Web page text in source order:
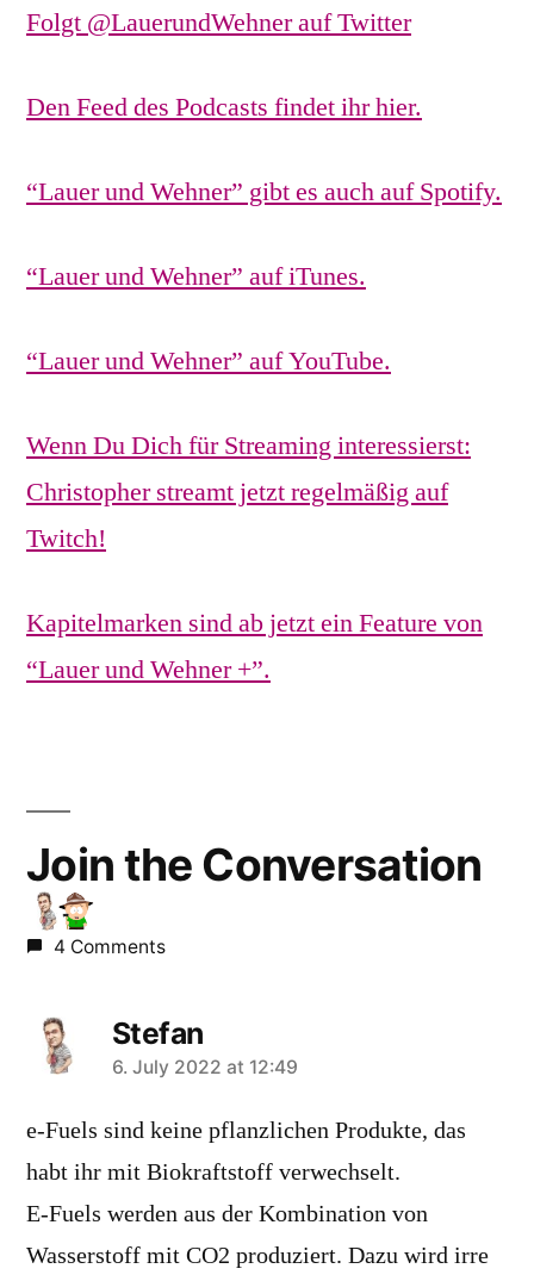
Folgt @LauerundWehner auf Twitter
Den Feed des Podcasts findet ihr hier.
“Lauer und Wehner” gibt es auch auf Spotify.
“Lauer und Wehner” auf iTunes.
“Lauer und Wehner” auf YouTube.
Wenn Du Dich für Streaming interessierst:
Christopher streamt jetzt regelmäßig auf
Twitch!
Kapitelmarken sind ab jetzt ein Feature von
“Lauer und Wehner +”.
Join the Conversation
4 Comments
Stefan
says:
6. July 2022 at 12:49
e-Fuels sind keine pflanzlichen Produkte, das
habt ihr mit Biokraftstoff verwechselt.
E-Fuels werden aus der Kombination von
Wasserstoff mit CO2 produziert. Dazu wird irre